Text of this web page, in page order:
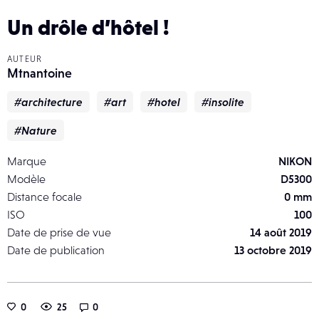
Un drôle d’hôtel !
AUTEUR
Mtnantoine
#architecture #art #hotel #insolite
#Nature
Marque
NIKON
Modèle
D5300
Distance focale
0 mm
ISO
100
Date de prise de vue
14 août 2019
Date de publication
13 octobre 2019
0 25 0